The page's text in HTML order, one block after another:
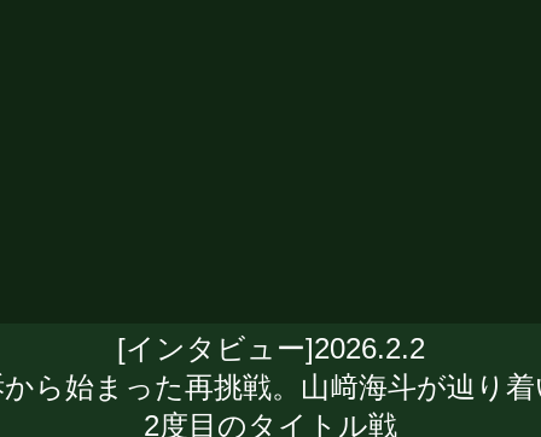
[インタビュー]2026.2.2
ら始まった再挑戦。山﨑海斗が辿り
2度目のタイトル戦